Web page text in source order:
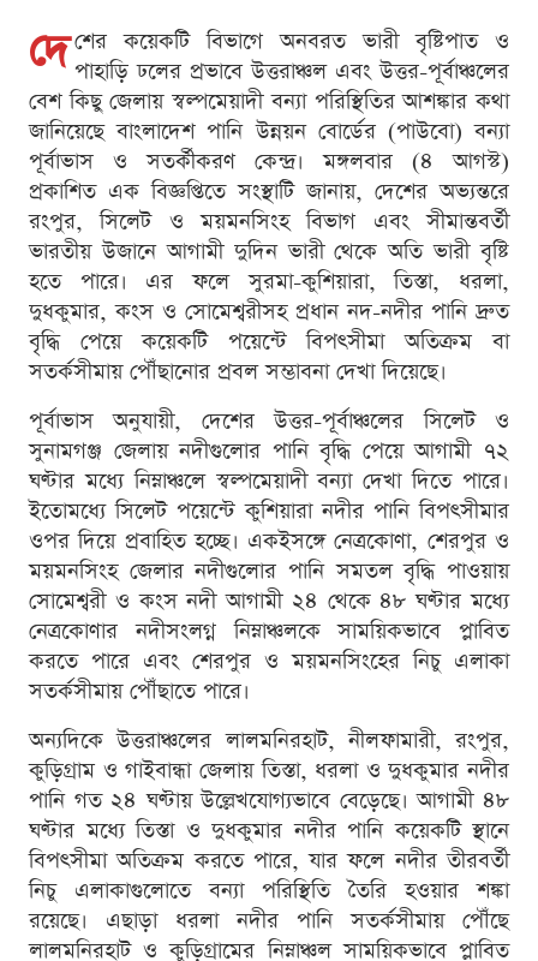
দে শের কয়েকটি বিভাগে অনবরত ভারী বৃষ্টিপাত ও
পাহাড়ি ঢলের প্রভাবে উত্তরাঞ্চল এবং উত্তর-পূর্বাঞ্চলের
বেশ কিছু জেলায় স্বল্পমেয়াদী বন্যা পরিস্থিতির আশঙ্কার কথা
জানিয়েছে বাংলাদেশ পানি উন্নয়ন বোর্ডের (পাউবো) বন্যা
পূর্বাভাস ও সতর্কীকরণ কেন্দ্র। মঙ্গলবার (৪ আগস্ট)
প্রকাশিত এক বিজ্ঞপ্তিতে সংস্থাটি জানায়, দেশের অভ্যন্তরে
রংপুর, সিলেট ও ময়মনসিংহ বিভাগ এবং সীমান্তবর্তী
ভারতীয় উজানে আগামী দুদিন ভারী থেকে অতি ভারী বৃষ্টি
হতে পারে। এর ফলে সুরমা-কুশিয়ারা, তিস্তা, ধরলা,
দুধকুমার, কংস ও সোমেশ্বরীসহ প্রধান নদ-নদীর পানি দ্রুত
বৃদ্ধি পেয়ে কয়েকটি পয়েন্টে বিপৎসীমা অতিক্রম বা
সতর্কসীমায় পৌঁছানোর প্রবল সম্ভাবনা দেখা দিয়েছে।
পূর্বাভাস অনুযায়ী, দেশের উত্তর-পূর্বাঞ্চলের সিলেট ও
সুনামগঞ্জ জেলায় নদীগুলোর পানি বৃদ্ধি পেয়ে আগামী ৭২
ঘণ্টার মধ্যে নিম্নাঞ্চলে স্বল্পমেয়াদী বন্যা দেখা দিতে পারে।
ইতোমধ্যে সিলেট পয়েন্টে কুশিয়ারা নদীর পানি বিপৎসীমার
ওপর দিয়ে প্রবাহিত হচ্ছে। একইসঙ্গে নেত্রকোণা, শেরপুর ও
ময়মনসিংহ জেলার নদীগুলোর পানি সমতল বৃদ্ধি পাওয়ায়
সোমেশ্বরী ও কংস নদী আগামী ২৪ থেকে ৪৮ ঘণ্টার মধ্যে
নেত্রকোণার নদীসংলগ্ন নিম্নাঞ্চলকে সাময়িকভাবে প্লাবিত
করতে পারে এবং শেরপুর ও ময়মনসিংহের নিচু এলাকা
সতর্কসীমায় পৌঁছাতে পারে।
অন্যদিকে উত্তরাঞ্চলের লালমনিরহাট, নীলফামারী, রংপুর,
কুড়িগ্রাম ও গাইবান্ধা জেলায় তিস্তা, ধরলা ও দুধকুমার নদীর
পানি গত ২৪ ঘণ্টায় উল্লেখযোগ্যভাবে বেড়েছে। আগামী ৪৮
ঘণ্টার মধ্যে তিস্তা ও দুধকুমার নদীর পানি কয়েকটি স্থানে
বিপৎসীমা অতিক্রম করতে পারে, যার ফলে নদীর তীরবর্তী
নিচু এলাকাগুলোতে বন্যা পরিস্থিতি তৈরি হওয়ার শঙ্কা
রয়েছে। এছাড়া ধরলা নদীর পানি সতর্কসীমায় পৌঁছে
লালমনিরহাট ও কুড়িগ্রামের নিম্নাঞ্চল সাময়িকভাবে প্লাবিত